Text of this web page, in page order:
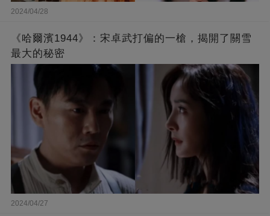
2024/04/28
《哈爾濱1944》：宋卓武打偏的一槍，揭開了關雪
最大的秘密
2024/04/27